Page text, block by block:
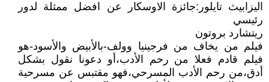
اليزابيث تايلور:جائزة الاوسكار عن افضل ممثلة لدور
رئيسي
ريتشارد بروتون
فيلم من يخاف من فرجينيا وولف-بالأبيض والأسود-هو
فيلم قادم فعلا من رحم الأدب،أو دعونا نقول بشكل
أدق،من رحم الأدب المسرحي،فهو مقتبس عن مسرحية